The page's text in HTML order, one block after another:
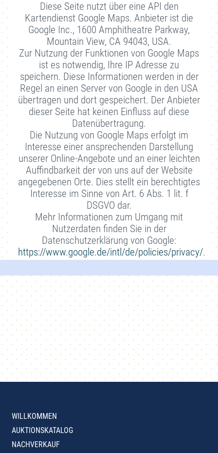
Diese Seite nutzt über eine API den
Kartendienst Google Maps. Anbieter ist die
Google Inc., 1600 Amphitheatre Parkway,
Mountain View, CA 94043, USA.
Zur Nutzung der Funktionen von Google Maps
ist es notwendig, Ihre IP Adresse zu
speichern. Diese Informationen werden in der
Regel an einen Server von Google in den USA
übertragen und dort gespeichert. Der Anbieter
dieser Seite hat keinen Einfluss auf diese
Datenübertragung.
Die Nutzung von Google Maps erfolgt im
Interesse einer ansprechenden Darstellung
unserer Online-Angebote und an einer leichten
Auffindbarkeit der von uns auf der Website
angegebenen Orte. Dies stellt ein berechtigtes
Interesse im Sinne von Art. 6 Abs. 1 lit. f
DSGVO dar.
Mehr Informationen zum Umgang mit
Nutzerdaten finden Sie in der
Datenschutzerklärung von Google:
https://www.google.de/intl/de/policies/privacy/.
WILLKOMMEN
AUKTIONSKATALOG
NACHVERKAUF